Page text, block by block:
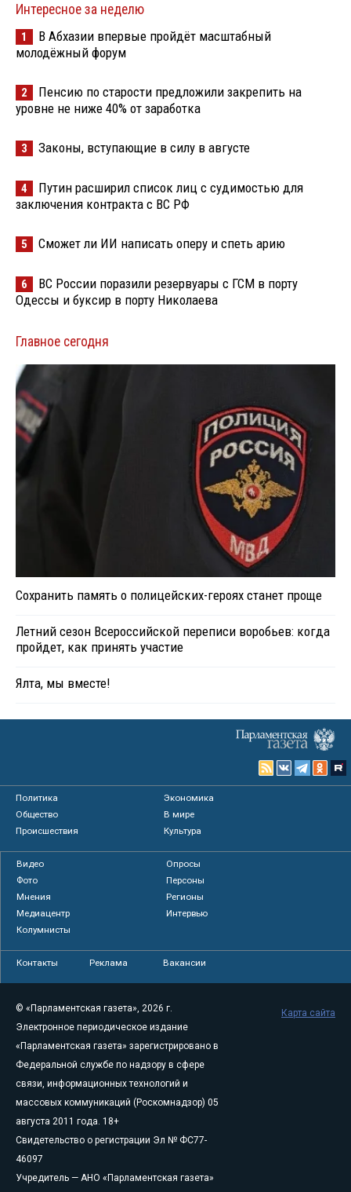
Интересное за неделю
1
В Абхазии впервые пройдёт масштабный
молодёжный форум
2
Пенсию по старости предложили закрепить на
уровне не ниже 40% от заработка
3 Законы, вступающие в силу в августе
4
Путин расширил список лиц с судимостью для
заключения контракта с ВС РФ
5 Сможет ли ИИ написать оперу и спеть арию
6
ВС России поразили резервуары с ГСМ в порту
Одессы и буксир в порту Николаева
Главное сегодня
Сохранить память о полицейских-героях станет проще
Летний сезон Всероссийской переписи воробьев: когда
пройдет, как принять участие
Ялта, мы вместе!
Политика
Экономика
Общество
В мире
Происшествия
Культура
Видео
Опросы
Фото
Персоны
Мнения
Регионы
Медиацентр
Интервью
Колумнисты
Контакты Реклама Вакансии
© «Парламентская газета», 2026 г.
Электронное периодическое издание
«Парламентская газета» зарегистрировано в
Федеральной службе по надзору в сфере
связи, информационных технологий и
массовых коммуникаций (Роскомнадзор) 05
августа 2011 года. 18+
Свидетельство о регистрации Эл № ФС77-
46097
Учредитель — АНО «Парламентская газета»
Карта сайта